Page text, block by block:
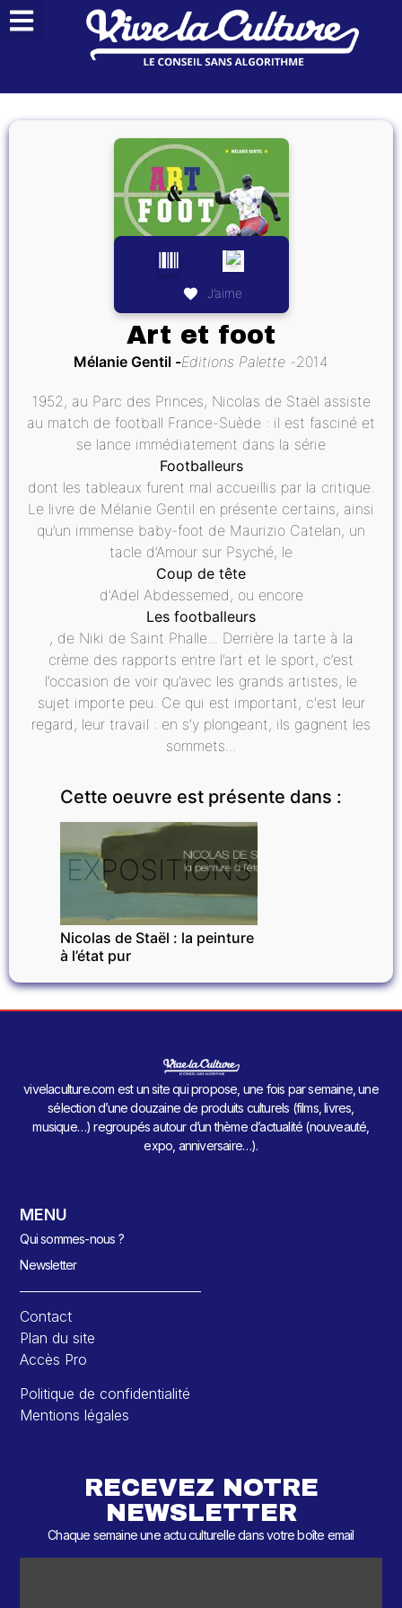
J’aime
Art et foot
Mélanie Gentil Editions Palette 2014
1952, au Parc des Princes, Nicolas de Staël assiste
au match de football France-Suède : il est fasciné et
se lance immédiatement dans la série
Footballeurs
dont les tableaux furent mal accueillis par la critique.
Le livre de Mélanie Gentil en présente certains, ainsi
qu’un immense baby-foot de Maurizio Catelan, un
tacle d’Amour sur Psyché, le
Coup de tête
d'Adel Abdessemed, ou encore
Les footballeurs
, de Niki de Saint Phalle... Derrière la tarte à la
crème des rapports entre l’art et le sport, c’est
l’occasion de voir qu’avec les grands artistes, le
sujet importe peu. Ce qui est important, c'est leur
regard, leur travail : en s’y plongeant, ils gagnent les
sommets...
Cette oeuvre est présente dans :
EXPOSITIONS
Nicolas de Staël : la peinture
à l’état pur
vivelaculture.com est un site qui propose, une fois par semaine, une
sélection d’une douzaine de produits culturels (films, livres,
musique…) regroupés autour d’un thème d’actualité (nouveauté,
expo, anniversaire…).
MENU
Qui sommes-nous ?
Newsletter
Contact
Plan du site
Accès Pro
Politique de confidentialité
Mentions légales
RECEVEZ NOTRE
NEWSLETTER
Chaque semaine une actu culturelle dans votre boîte email